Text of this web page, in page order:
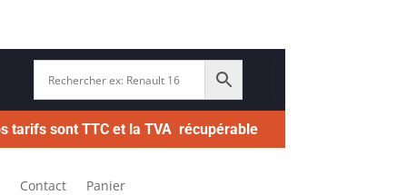
tarifs sont TTC et la TVA récupérable
Contact Panier